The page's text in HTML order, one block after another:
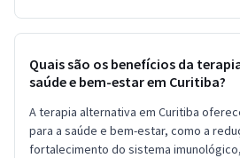
Quais são os benefícios da
saúde e bem-estar em Curitiba?
A terapia alternativa em Curitiba
para a saúde e bem-estar, como a
fortalecimento do sistema